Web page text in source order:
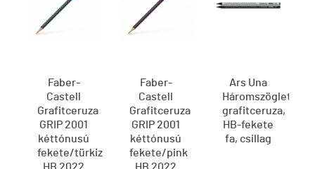
Faber-
Castell
Grafitceruza
GRIP 2001
kéttónusú
fekete/türkiz
Faber-
Castell
Grafitceruza
GRIP 2001
kéttónusú
fekete/pink
Ars Una
Háromszögletű
grafitceruza,
HB-fekete
fa, csillag